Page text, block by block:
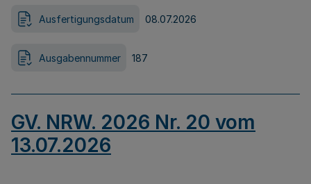
Ausfertigungsdatum 08.07.2026
Ausgabennummer 187
GV. NRW. 2026 Nr. 20 vom
13.07.2026